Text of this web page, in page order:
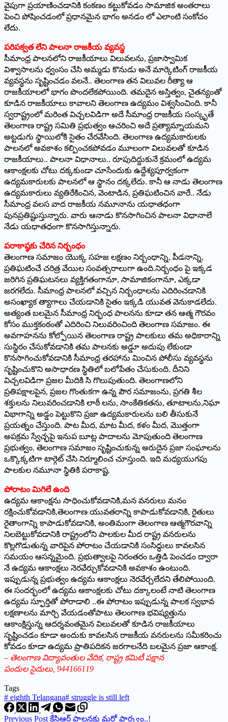
వైపుగా ప్రయాణించడానికి కంకణం కట్టుకోవడం సామాజిక అంతరాలు
పెంచి పోషించడంలో ప్రధానమైన భాగం అనడం లో ఎలాంటి సంకోచం
లేదు.
పరిపక్వత లేని పాలనా రాజకీయ వ్యవస్థ
సీమాంధ్ర పాలనలోని రాజకీయాలు విలువలను, ప్రజాస్వామిక
విశ్వాసాలను ధ్వంసం చేసి అమ్మడు కొనుడు అనే మార్కెటింగ్‌ ‌రాజకీయ
వ్యవస్థను సృష్టించడం వలనే.. తెలంగాణ తన విలువల రీత్యా ఆ
రాజకీయాలలో భాగం పొందలేకపోయింది. తమదైన అస్తిత్వం, చైతన్యంతో
కూడిన రాజకీయాలు కావాలని తెలంగాణ ఉద్యమం విశ్వసించింది. కానీ
స్వరాష్ట్రంలో మరింత విచ్చలవిడిగా అదే సీమాంధ్ర రాజకీయ సంస్కృతే
తెలంగాణ రాష్ట్ర సమితి ప్రభుత్వం ఆచరించి అదే ప్రత్యామ్నాయమని
అట్టడుగు స్థాయిలోకి సైతం చేరవేసింది. తెలంగాణ ఉద్యమకారులకు
పాలనలో అవకాశం కల్పించకపోవడం మూలంగా విలువలతో కూడిన
రాజకీయాలు.. పాలనా విధానాలు.. రూపుదిద్దుకునే క్రమంలో ఉద్యమ
ఆకాంక్షలకు చోటు దక్కకుండా చూసేందుకు ఉద్దేశ్యపూర్వకంగా
ఉద్యమకారులకు పాలనలో ఆ స్థానం దక్కలేదు. కానీ ఆ నాడు తెలంగాణ
ఉద్యమకారులు వ్యతిరేకించిన, వెంటాడిన, ప్రతిఘటించిన వారే.. నేడు
సీమాంధ్ర వలస వాద రాజకీయ నమూనాను యధాతధంగా
పునప్రతిష్టుస్తున్నారు. వారు ఆనాడు కొనసాగించిన పాలనా విధానాలే
నేడు యధాతధంగా కొనసాగిస్తున్నారు.
పరాకాష్ఠకు చేరిన నిర్బంధం
తెలంగాణ సమాజం యొక్క సహజ లక్షణం నిర్బంధాన్ని, పీడనాన్ని,
ప్రతిఘటించే చరిత్ర వేయిల సంవత్సరాలుగా ఉంది.నిర్బంధం పై ఇక్కడ
జరిగిన ప్రతిఘటనలు వ్యక్తిగతంగానూ, సామాజికంగానూ, ఎక్కడా
జరగలేదు. సీమాంధ్ర పాలనలో వచ్చిన నిర్బంధాలను ఎదిరించడానికి
అసంఖ్యాక త్యాగాలు చేయడానికి సైతం ఇక్కడి యువత వెనుకాడలేదు.
అత్యంత బలమైన సీమాంధ్ర నిర్భంధ పాలనను కూడా తన ఆత్మ గౌరవం
కోసం ముక్తకంఠంతో ఎదిరించి నిలువరించింది తెలంగాణ సమాజం. ఈ
అవగాహనను కోల్పోయిన తెలంగాణ రాష్ట్ర పాలకులు తమ అధికారాన్ని
సుస్థిరం చేసుకోవడానికి తమ పాలనకు అడ్డూ అదుపు లేకుండా
కొనసాగించుకోవడానికి సీమాంధ్ర తరహాను మించిన పోలీసు వ్యవస్థను
సృష్టించుకొని అసాధారణ స్థితిలో బలోపేతం చేసుకుంది. దీనిని
విచ్చలవిడిగా ప్రజల మీదికి సి గొలుపుతుంది. తెలంగాణలోని
ప్రతిపక్షాలపైన, ప్రజల గొంతుకగా ఉన్న పౌర సమాజంను, ప్రగతి శీల
శక్తులను నిలువరించడానికి లాఠీ లను, సాంకేతికతను, తూటాలను,నిఘా
విభాగాన్ని అడ్డం పెట్టుకొని ప్రజా ఉద్యమకారులను బలి తీసుకునే
ప్రయత్నం చేస్తుంది. పాట మీద, మాట మీద, కళం మీద, మొత్తంగా
అపక్రమ స్వేచ్ఛపై ఇనుప బూట్ల పాదాలను మోపుతుంది తెలంగాణ
ప్రభుత్వం. తెలంగాణ సమాజం సృష్టించుకున్న అరుదైన ప్రజా సంఘాలను
ఒక్కొక్కటిగా టార్గెట్‌ ‌చేసి నిర్మూలించ చూస్తుంది. ఇది మధ్యయుగపు
పాలకుల నమూనా స్థితికి పరాకాష్ట.
పోరాటం మిగిలే ఉంది
ఉద్యమ ఆకాంక్షను సాధించుకోవడానికి,మన వనరులు మనం
రక్షించుకోవడానికి,తెలంగాణ యువతరాన్ని కాపాడుకోవడానికి, రైతులు
రైతాంగాన్ని కాపాడుకోవడానికి, అంతిమంగా తెలంగాణ ఆత్మగౌరవాన్ని
నిలబెట్టుకోవడానికి రాష్ట్రంలోని పాలకుల మీద రాష్ట్ర వనరులను
కొల్లగొడుతున్న వారిపైన పోరాటం చేయడానికి సంసిద్ధులు కావలసిన
సమయం ఆసన్నమైంది. ప్రభుత్వాలపై నిరంతరం ఒత్తిడి పెంచడం ద్వారా
నే ఉద్యమ ఆకాంక్షలు నెరవేర్చుకోవడానికి అవకాశం ఉంటుంది.
ఇప్పుడున్న ప్రభుత్వం ఉద్యమ ఆకాంక్షలు నెరవేర్చలేదని తేలిపోయింది.
ఈ సందర్భంలో ఉద్యమ ఆకాంక్షలకు చోటు దక్కాలంటే నాటి తెలంగాణ
ఉద్యమ స్ఫూర్తితో పోరాడాలి ..ఈ పోరాటం ఇప్పుడున్న పాలక స్వభావ
లక్షణాలను మార్చి వేయడంతోపాటు తెలంగాణ భవిష్యత్తును
ఆకాంక్షిస్తున్న ఆదర్శవంతమైన విలువలతో కూడిన రాజకీయాలు
సృష్టించడం కూడా అందుకు కావలసిన రాజకీయ వనరులను సమీకరించు
కోవడం కూడా ఉద్యమ ప్రాతిపదికన జరగాలనేది బలమైన ప్రజా ఆకాంక్ష.
– తెలంగాణ విద్యావంతుల వేదిక, రాష్ట్ర కమిటీ పక్షాన
పందుల సైదులు, 944166119
Tags
# eighth Telangana# struggle is still left
Previous Post కేసిఆర్‌ ‌పాలనకు మరో పార్శ్వం..!